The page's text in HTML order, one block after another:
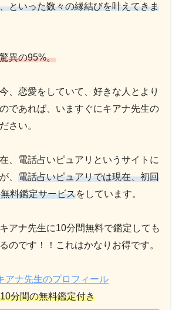
といった数々の縁結びを叶えてきま
異の95%。
、恋愛をしていて、好きな人とより
であれば、いますぐにキアナ先生の
さい。
、電話占いピュアリというサイトに
、 電話占いピュアリでは現在、初回
料鑑定サービスをしています。
アナ先生に10分間無料で鑑定しても
のです！！これはかなりお得です。
アナ先生のプロフィール
10分間の無料鑑定付き